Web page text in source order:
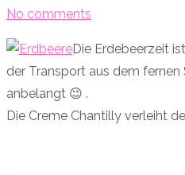
No comments
Die Erdebeerzeit
der Transport aus dem fernen
anbelangt 😉 .
Die Creme Chantilly verleiht